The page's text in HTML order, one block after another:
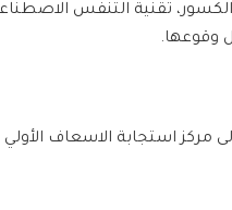
تقنية التنفس
وقوعها.
استجابة الاسعاف الأولي